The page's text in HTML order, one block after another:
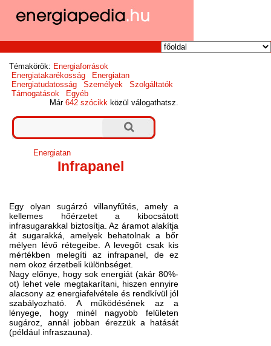
Témakörök: Energiaforrások
Energiatakarékosság
Energiatan
Energiatudatosság
Személyek
Szolgáltatók
Támogatások
Egyéb
Már642 szócikk közül válogathatsz.
Energiatan
Infrapanel
Egy olyan sugárzó villanyfűtés, amely a
kellemes hőérzetet a kibocsátott
infrasugarakkal biztosítja. Az áramot alakítja
át sugarakká, amelyek behatolnak a bőr
mélyen lévő rétegeibe. A levegőt csak kis
mértékben melegíti az infrapanel, de ez
nem okoz érzetbeli különbséget.
Nagy előnye, hogy sok energiát (akár 80%-
ot) lehet vele megtakarítani, hiszen ennyire
alacsony az energiafelvétele és rendkívül jól
szabályozható. A működésének az a
lényege, hogy minél nagyobb felületen
sugároz, annál jobban érezzük a hatását
(például infraszauna).